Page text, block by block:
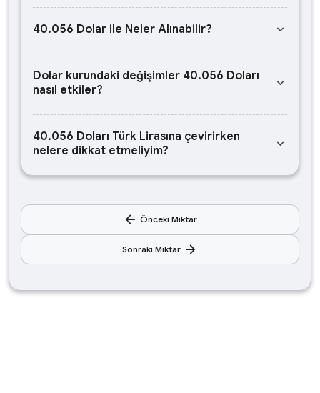
40.056 Dolar ile Neler Alınabilir? keyboard_arrow_down
Dolar kurundaki değişimler 40.056 Doları
nasıl etkiler?
keyboard_arrow_down
40.056 Doları Türk Lirasına çevirirken
nelere dikkat etmeliyim?
keyboard_arrow_down
arrow_back Önceki Miktar
Sonraki Miktar arrow_forward